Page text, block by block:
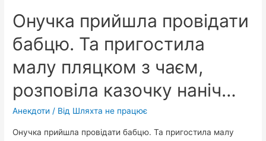
таке
представити?…
Онучка прийшла провідати
бабцю. Та пригостила
малу пляцком з чаєм,
розповіла казочку наніч…
Анекдоти / Від Шляхта не працює
Онучка прийшла провідати бабцю. Та пригостила малу